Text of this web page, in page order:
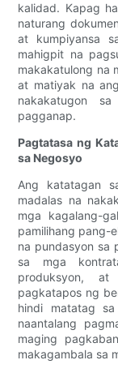
kalidad. Kapag
naturang
at kumpiyansa
mahigpit na
makakatulong na
at matiyak na
nakakatugon
pagganap.
Pagtatasa ng
sa Negosyo
Ang katatagan
madalas na
mga kagalang-
pamilihang pang-
na pundasyon sa
sa mga
produksyon,
pagkatapos ng
hindi matatag
naantalang
maging
makagambala sa